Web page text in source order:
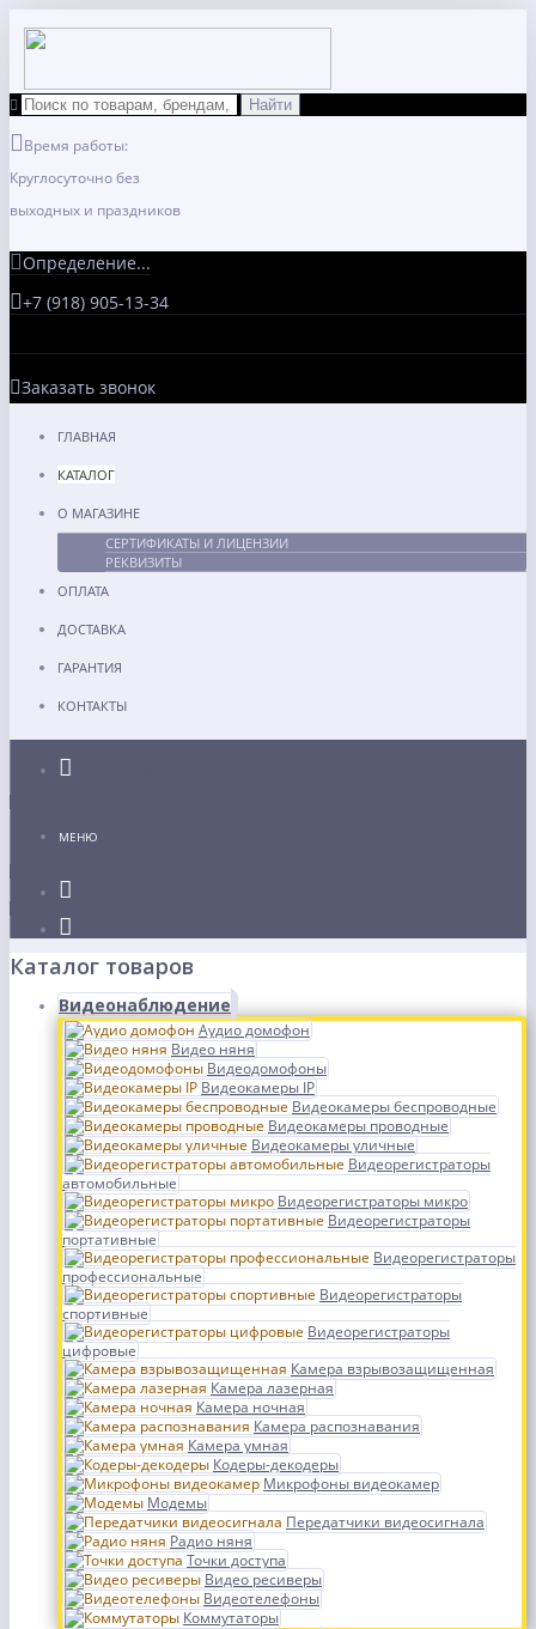
Время работы:
Круглосуточно без
выходных и праздников
Определение...
+7 (918) 905-13-34
Заказать звонок
ГЛАВНАЯ
КАТАЛОГ
О МАГАЗИНЕ
СЕРТИФИКАТЫ И ЛИЦЕНЗИИ
РЕКВИЗИТЫ
ОПЛАТА
ДОСТАВКА
ГАРАНТИЯ
КОНТАКТЫ
МЕНЮ
Каталог товаров
Видеонаблюдение
Аудио домофон
Видео няня
Видеодомофоны
Видеокамеры IP
Видеокамеры беспроводные
Видеокамеры проводные
Видеокамеры уличные
Видеорегистраторы
автомобильные
Видеорегистраторы микро
Видеорегистраторы
портативные
Видеорегистраторы
профессиональные
Видеорегистраторы
спортивные
Видеорегистраторы
цифровые
Камера взрывозащищенная
Камера лазерная
Камера ночная
Камера распознавания
Камера умная
Кодеры-декодеры
Микрофоны видеокамер
Модемы
Передатчики видеосигнала
Радио няня
Точки доступа
Видео ресиверы
Видеотелефоны
Коммутаторы